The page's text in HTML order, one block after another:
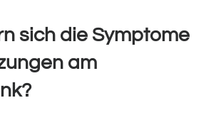
sich die Symptome
am